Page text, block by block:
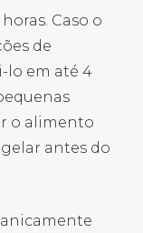
Caso o
de
lo em até 4
o alimento
antes do